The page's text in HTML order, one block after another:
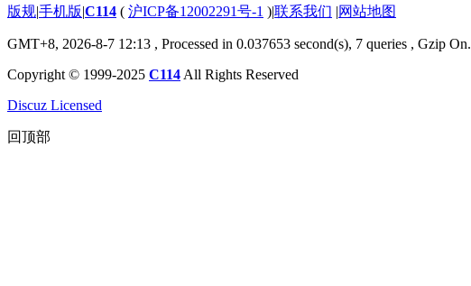
版规|手机版|C114 ( 沪ICP备12002291号-1 )|联系我们 |网站地图
GMT+8, 2026-8-7 12:13 , Processed in 0.037653 second(s), 7 queries , Gzip On.
Copyright © 1999-2025 C114 All Rights Reserved
Discuz Licensed
回顶部